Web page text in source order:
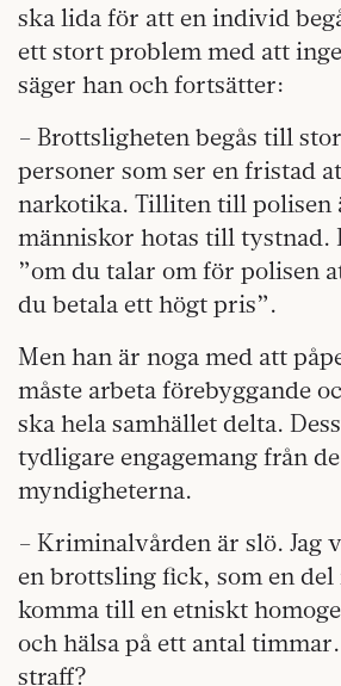
ska lida för att en individ
ett stort problem med att
säger han och fortsätter:
– Brottsligheten begås till
personer som ser en fristad
narkotika. Tilliten till polisen
människor hotas till tystnad.
”om du talar om för polisen
du betala ett högt pris”.
Men han är noga med att
måste arbeta förebyggande
ska hela samhället delta.
tydligare engagemang från
myndigheterna.
– Kriminalvården är slö. Jag
en brottsling fick, som en
komma till en etniskt
och hälsa på ett antal
straff?